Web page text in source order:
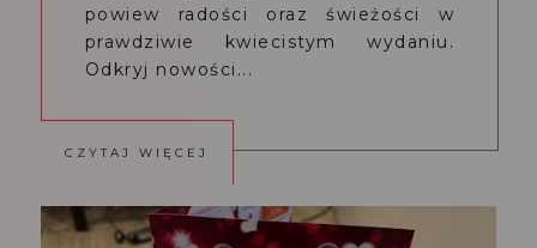
powiew radości oraz świeżości w
prawdziwie kwiecistym wydaniu.
Odkryj nowości...
CZYTAJ WIĘCEJ